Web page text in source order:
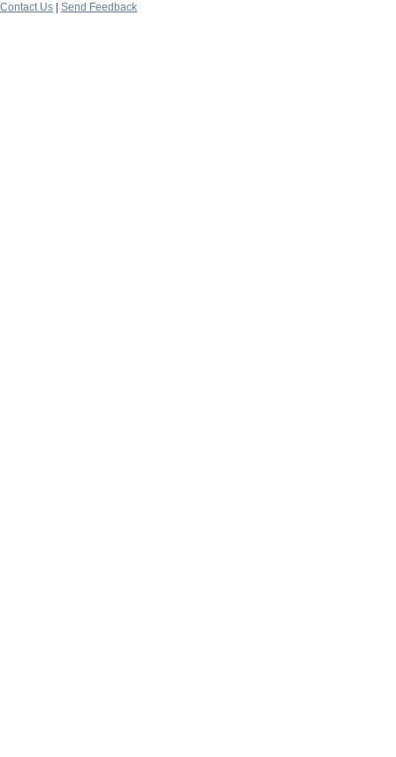
Contact Us
Send Feedback